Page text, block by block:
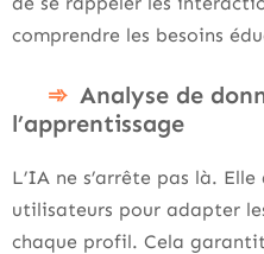
comprendre les besoins
Analyse de
l’apprentissage
L’IA ne s’arrête pas là.
utilisateurs pour adapter
chaque profil. Cela